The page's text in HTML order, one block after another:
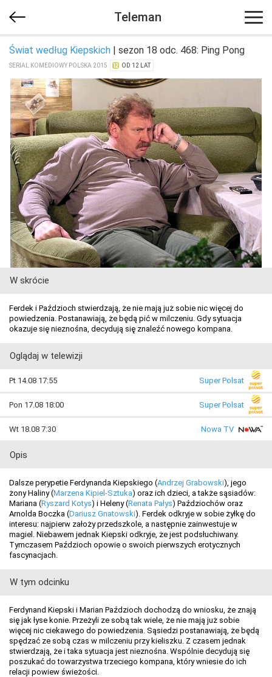
Teleman
Świat według Kiepskich | sezon 18 odc. 468: Ping Pong
SERIAL KOMEDIOWY POLSKA 2015 OD 12 LAT
W skrócie
Ferdek i Paździoch stwierdzają, że nie mają już sobie nic więcej do
powiedzenia. Postanawiają, że będą pić w milczeniu. Gdy sytuacja
okazuje się nieznośna, decydują się znaleźć nowego kompana.
Oglądaj w telewizji
Pt 14.08 17:55 Super Polsat
Pon 17.08 18:00 Super Polsat
Wt 18.08 7:30 Nowa TV
Opis
Dalsze perypetie Ferdynanda Kiepskiego (Andrzej Grabowski), jego
żony Haliny (Marzena Kipiel-Sztuka) oraz ich dzieci, a także sąsiadów:
Mariana (Ryszard Kotys) i Heleny (Renata Pałys) Paździochów oraz
Arnolda Boczka (Dariusz Gnatowski). Ferdek odkryje w sobie żyłkę do
interesu: najpierw założy przedszkole, a następnie zainwestuje w
magiel. Niebawem jednak Kiepski odkryje, że jest podsłuchiwany.
Tymczasem Paździoch opowie o swoich pierwszych erotycznych
fascynacjach.
W tym odcinku
Ferdynand Kiepski i Marian Paździoch dochodzą do wniosku, że znają
się jak łyse konie. Przeżyli ze sobą tak wiele, że nie mają już sobie
więcej nic ciekawego do powiedzenia. Sąsiedzi postanawiają, że będą
spędzać ze sobą czas w milczeniu przy kieliszku. Z czasem jednak
stwierdzają, że i taka sytuacja jest nieznośna. Wspólnie decydują się
poszukać do towarzystwa trzeciego kompana, który wniesie do ich
relacji powiew świeżości.